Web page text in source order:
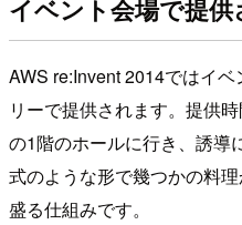
イベント会場で提
AWS re:Invent 2014ではイ
リーで提供されます。提供
の1階のホールに行き、誘導
式のような形で幾つかの料
盛る仕組みです。